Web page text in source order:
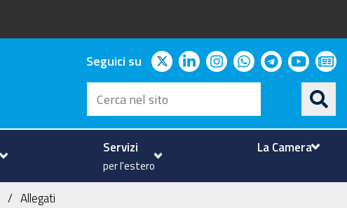
Seguici su twitterlinkedininstagram
whatsapp
telegram
Cerca
nel
sito
Servizi
per l'estero
La Camera
Allegati